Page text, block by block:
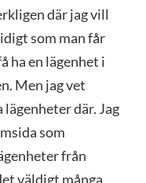
där jag vill
som man får
ha en lägenhet i
Men jag vet
där. Jag
som
från
väldigt många